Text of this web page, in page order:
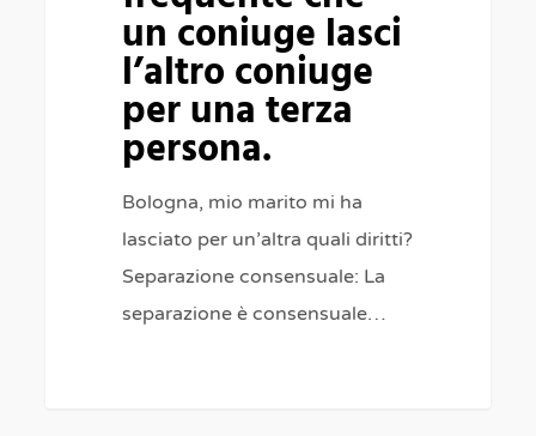
frequenteun coniuge lasci
l’altro coniuge
per una terza
persona.
Bologna, mio marito mi ha
lasciato per un’altra quali diritti?
Separazione consensuale: La
separazione è consensuale…